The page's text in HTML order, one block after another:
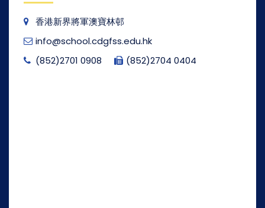
香港新界將軍澳寶林邨
info@school.cdgfss.edu.hk
(852)2701 0908
(852)2704 0404